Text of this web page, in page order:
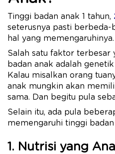
Tinggi badan anak 1 tahun,
seterusnya pasti berbeda-
hal yang memengaruhinya.
Salah satu faktor terbesar
badan anak adalah
Kalau misalkan orang
anak mungkin akan
sama. Dan begitu pula
Selain itu, ada pula
memengaruhi tinggi
1. Nutrisi yang